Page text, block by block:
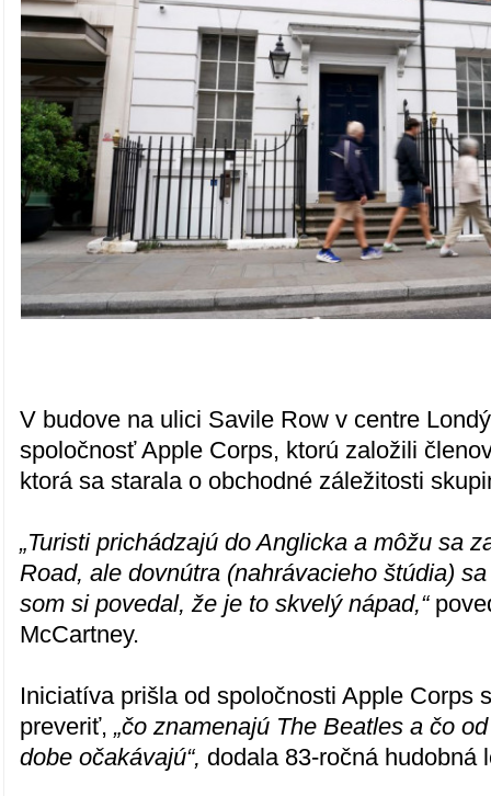
V budove na ulici Savile Row v centre
spoločnosť Apple Corps, ktorú založili
ktorá sa starala o obchodné záležitosti
„Turisti prichádzajú do Anglicka a môžu sa
Road, ale dovnútra (nahrávacieho štúdia)
som si povedal, že je to skvelý nápad,“
McCartney.
Iniciatíva prišla od spoločnosti Apple Corps
preveriť,„čo znamenajú The Beatles a čo
dobe očakávajú“, dodala 83-ročná hudobná